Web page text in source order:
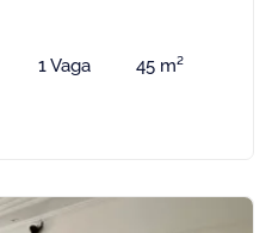
1 Vaga 45 m²